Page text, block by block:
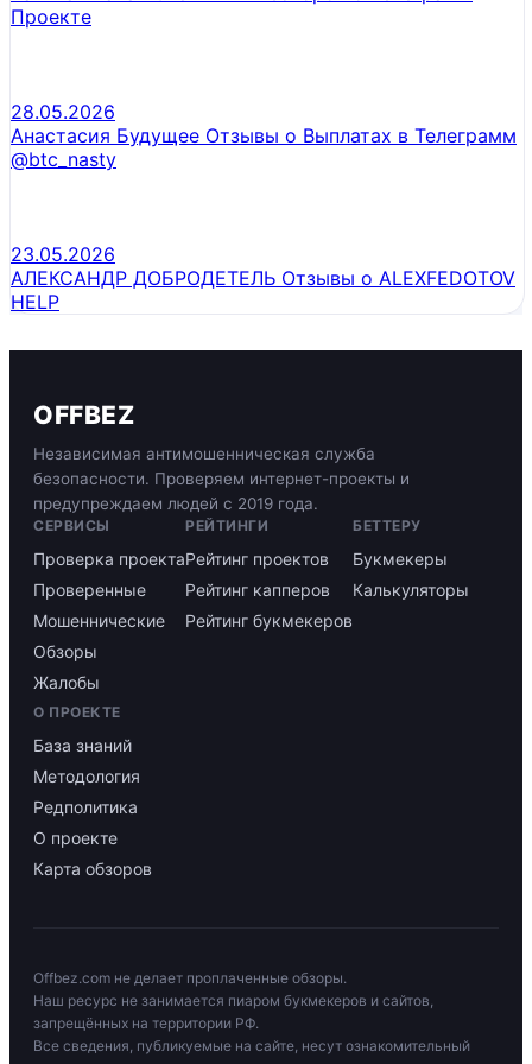
Проекте
28.05.2026
Анастасия Будущее Отзывы о Выплатах в Телеграмм
@btc_nasty
23.05.2026
АЛЕКСАНДР ДОБРОДЕТЕЛЬ Отзывы о ALEXFEDOTOV
HELP
OFFBEZ
Независимая антимошенническая служба
безопасности. Проверяем интернет-проекты и
предупреждаем людей с 2019 года.
СЕРВИСЫ
Проверка проекта
Проверенные
Мошеннические
Обзоры
Жалобы
РЕЙТИНГИ
Рейтинг проектов
Рейтинг капперов
Рейтинг букмекеров
БЕТТЕРУ
Букмекеры
Калькуляторы
О ПРОЕКТЕ
База знаний
Методология
Редполитика
О проекте
Карта обзоров
Offbez.com не делает проплаченные обзоры.
Наш ресурс не занимается пиаром букмекеров и сайтов,
запрещённых на территории РФ.
Все сведения, публикуемые на сайте, несут ознакомительный